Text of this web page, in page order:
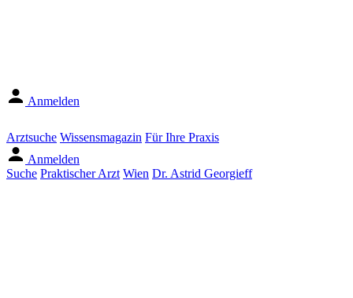
Anmelden
Arztsuche Wissensmagazin Für Ihre Praxis
Anmelden
Suche Praktischer Arzt Wien Dr. Astrid Georgieff